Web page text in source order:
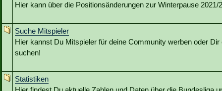
Hier kann über die Positionsänderungen zur Winterpause 2021/
Suche Mitspieler
Hier kannst Du Mitspieler für deine Community werben oder Dir
suchen!
Statistiken